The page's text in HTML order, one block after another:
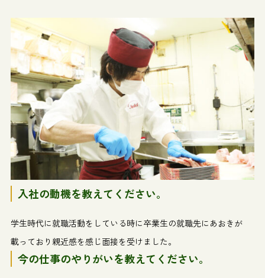
入社の動機を教えてください。
学生時代に就職活動をしている時に卒業生の就職先にあおきが
載っており親近感を感じ面接を受けました。
今の仕事のやりがいを教えてください。